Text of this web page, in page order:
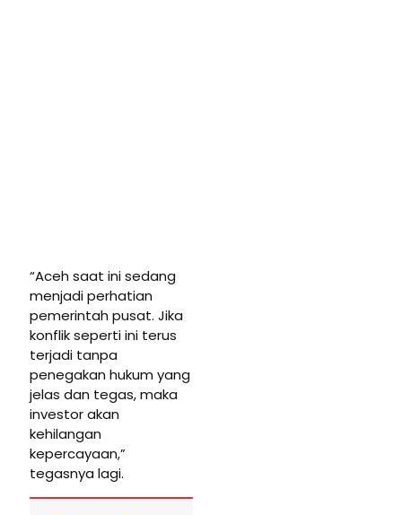
“Aceh saat ini sedang
menjadi perhatian
pemerintah pusat. Jika
konflik seperti ini terus
terjadi tanpa
penegakan hukum yang
jelas dan tegas, maka
investor akan
kehilangan
kepercayaan,”
tegasnya lagi.